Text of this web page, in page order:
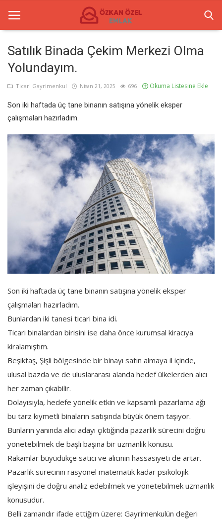
Anasayfa
Ticari Merkezler
Ticari Gayrimenkul
İletişim
Türkçe
Satılık Binada Çekim Merkezi Olma
Yolundayım.
Ticari Gayrimenkul Nisan 21, 2025 696 Okuma Listesine Ekle
Son iki haftada üç tane binanın satışına yönelik eksper
çalışmaları hazırladım.
Son iki haftada üç tane binanın satışına yönelik eksper
çalışmaları hazırladım.
Bunlardan iki tanesi ticari bina idi.
Ticari binalardan birisini ise daha önce kurumsal kiracıya
kiralamıştım.
Beşiktaş, Şişli bölgesinde bir binayı satın almaya il içinde,
ulusal bazda ve de uluslararası alanda hedef ülkelerden alıcı
her zaman çıkabilir.
Dolayısıyla, hedefe yönelik etkin ve kapsamlı pazarlama ağı
bu tarz kıymetli binaların satışında büyük önem taşıyor.
Bunların yanında alıcı adayı çıktığında pazarlık sürecini doğru
yönetebilmek de başlı başına bir uzmanlık konusu.
Rakamlar büyüdükçe satıcı ve alıcının hassasiyeti de artar.
Pazarlık sürecinin rasyonel matematik kadar psikolojik
işleyişini de doğru analiz edebilmek ve yönetebilmek uzmanlık
konusudur.
Belli zamandır ifade ettiğim üzere: Gayrimenkulün değeri